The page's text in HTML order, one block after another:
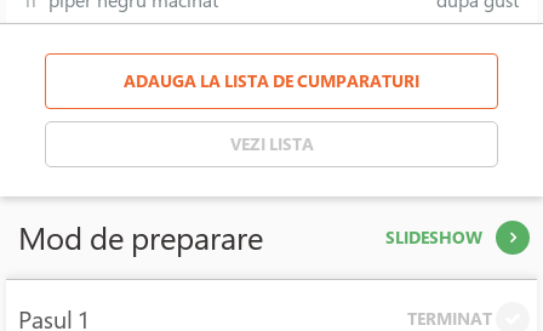
ADAUGA LA LISTA DE CUMPARATURI
VEZI LISTA
Mod de preparare SLIDESHOW
Pasul 1 TERMINAT